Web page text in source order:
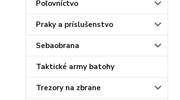
Poľovníctvo
Praky a príslušenstvo
Sebaobrana
Taktické army batohy
Trezory na zbrane